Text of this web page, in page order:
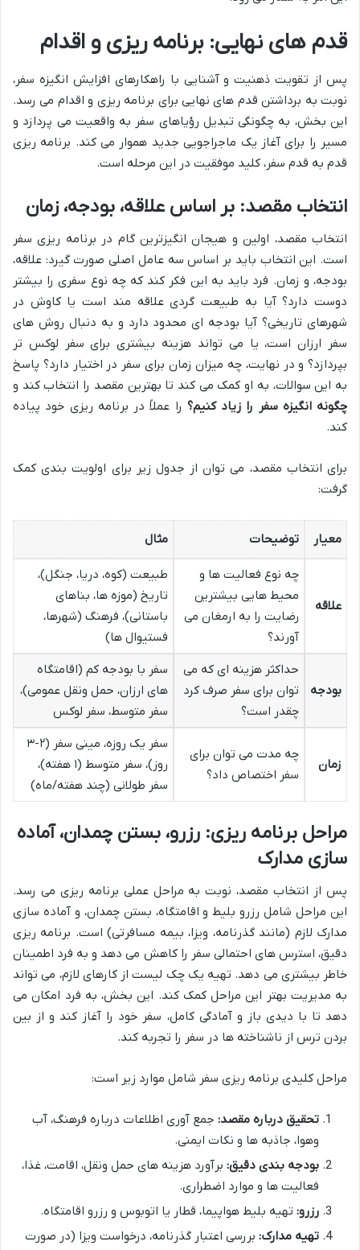
قدم های نهایی: برنامه ریزی و اقدام
پس از تقویت ذهنیت و آشنایی با راهکارهای افزایش انگیزه سفر،
نوبت به برداشتن قدم های نهایی برای برنامه ریزی و اقدام می رسد.
این بخش، به چگونگی تبدیل رؤیاهای سفر به واقعیت می پردازد و
مسیر را برای آغاز یک ماجراجویی جدید هموار می کند. برنامه ریزی
قدم به قدم سفر، کلید موفقیت در این مرحله است.
انتخاب مقصد: بر اساس علاقه، بودجه، زمان
انتخاب مقصد، اولین و هیجان انگیزترین گام در برنامه ریزی سفر
است. این انتخاب باید بر اساس سه عامل اصلی صورت گیرد: علاقه،
بودجه، و زمان. فرد باید به این فکر کند که چه نوع سفری را بیشتر
دوست دارد؟ آیا به طبیعت گردی علاقه مند است یا کاوش در
شهرهای تاریخی؟ آیا بودجه ای محدود دارد و به دنبال روش های
سفر ارزان است، یا می تواند هزینه بیشتری برای سفر لوکس تر
بپردازد؟ و در نهایت، چه میزان زمان برای سفر در اختیار دارد؟ پاسخ
به این سوالات، به او کمک می کند تا بهترین مقصد را انتخاب کند و
چگونه انگیزه سفر را زیاد کنیم؟ را عملاً در برنامه ریزی خود پیاده
کند.
برای انتخاب مقصد، می توان از جدول زیر برای اولویت بندی کمک
گرفت:
معیار توضیحات مثال
علاقه
چه نوع فعالیت ها و
محیط هایی بیشترین
رضایت را به ارمغان می
آورند؟
طبیعت (کوه، دریا، جنگل)،
تاریخ (موزه ها، بناهای
باستانی)، فرهنگ (شهرها،
فستیوال ها)
بودجه
حداکثر هزینه ای که می
توان برای سفر صرف کرد
چقدر است؟
سفر با بودجه کم (اقامتگاه
های ارزان، حمل ونقل عمومی)،
سفر متوسط، سفر لوکس
زمان
چه مدت می توان برای
سفر اختصاص داد؟
سفر یک روزه، مینی سفر (۲-۳
روز)، سفر متوسط (۱ هفته)،
سفر طولانی (چند هفته/ماه)
مراحل برنامه ریزی: رزرو، بستن چمدان، آماده
سازی مدارک
پس از انتخاب مقصد، نوبت به مراحل عملی برنامه ریزی می رسد.
این مراحل شامل رزرو بلیط و اقامتگاه، بستن چمدان، و آماده سازی
مدارک لازم (مانند گذرنامه، ویزا، بیمه مسافرتی) است. برنامه ریزی
دقیق، استرس های احتمالی سفر را کاهش می دهد و به فرد اطمینان
خاطر بیشتری می دهد. تهیه یک چک لیست از کارهای لازم، می تواند
به مدیریت بهتر این مراحل کمک کند. این بخش، به فرد امکان می
دهد تا با دیدی باز و آمادگی کامل، سفر خود را آغاز کند و از بین
بردن ترس از ناشناخته ها در سفر را تجربه کند.
مراحل کلیدی برنامه ریزی سفر شامل موارد زیر است:
تحقیق درباره مقصد: جمع آوری اطلاعات درباره فرهنگ، آب
وهوا، جاذبه ها و نکات ایمنی.
بودجه بندی دقیق: برآورد هزینه های حمل ونقل، اقامت، غذا،
فعالیت ها و موارد اضطراری.
رزرو: تهیه بلیط هواپیما، قطار یا اتوبوس و رزرو اقامتگاه.
تهیه مدارک: بررسی اعتبار گذرنامه، درخواست ویزا (در صورت